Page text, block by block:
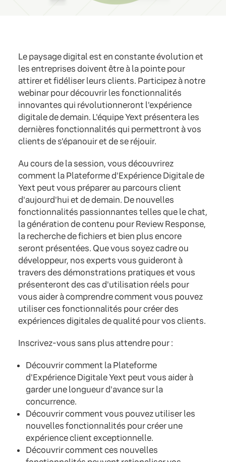
Le paysage digital est en constante évolution et
les entreprises doivent être à la pointe pour
attirer et fidéliser leurs clients. Participez à notre
webinar pour découvrir les fonctionnalités
innovantes qui révolutionneront l'expérience
digitale de demain. L'équipe Yext présentera les
dernières fonctionnalités qui permettront à vos
clients de s'épanouir et de se réjouir.
Au cours de la session, vous découvrirez
comment la Plateforme d'Expérience Digitale de
Yext peut vous préparer au parcours client
d'aujourd'hui et de demain. De nouvelles
fonctionnalités passionnantes telles que le chat,
la génération de contenu pour Review Response,
la recherche de fichiers et bien plus encore
seront présentées. Que vous soyez cadre ou
développeur, nos experts vous guideront à
travers des démonstrations pratiques et vous
présenteront des cas d'utilisation réels pour
vous aider à comprendre comment vous pouvez
utiliser ces fonctionnalités pour créer des
expériences digitales de qualité pour vos clients.
Inscrivez-vous sans plus attendre pour :
Découvrir comment la Plateforme
d'Expérience Digitale Yext peut vous aider à
garder une longueur d'avance sur la
concurrence.
Découvrir comment vous pouvez utiliser les
nouvelles fonctionnalités pour créer une
expérience client exceptionnelle.
Découvrir comment ces nouvelles